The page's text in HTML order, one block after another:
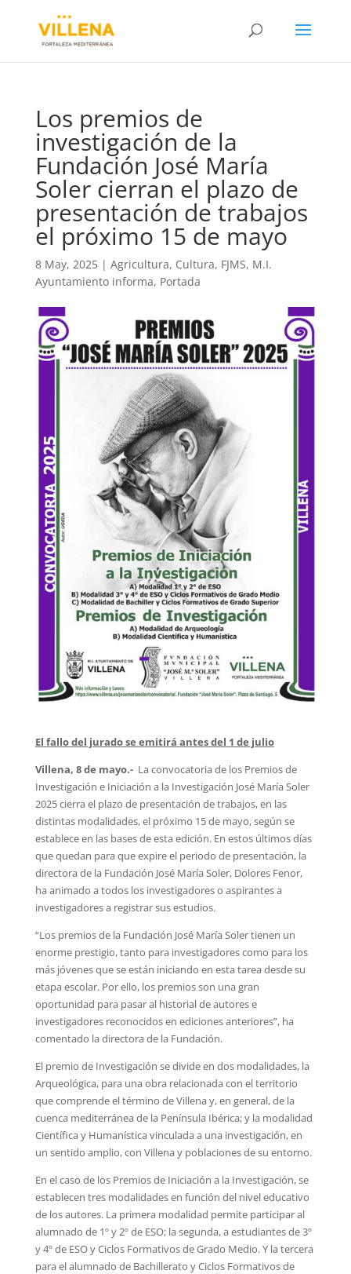
Los premios de
investigación de la
Fundación José María
Soler cierran el plazo de
presentación de trabajos
el próximo 15 de mayo
8 May, 2025| Agricultura, Cultura, FJMS, M.I.
Ayuntamiento informa, Portada
El fallo del jurado se emitirá antes del 1 de julio
Villena, 8 de mayo.- La convocatoria de los Premios de
Investigación e Iniciación a la Investigación José María Soler
2025 cierra el plazo de presentación de trabajos, en las
distintas modalidades, el próximo 15 de mayo, según se
establece en las bases de esta edición. En estos últimos días
que quedan para que expire el periodo de presentación, la
directora de la Fundación José María Soler, Dolores Fenor,
ha animado a todos los investigadores o aspirantes a
investigadores a registrar sus estudios.
“Los premios de la Fundación José María Soler tienen un
enorme prestigio, tanto para investigadores como para los
más jóvenes que se están iniciando en esta tarea desde su
etapa escolar. Por ello, los premios son una gran
oportunidad para pasar al historial de autores e
investigadores reconocidos en ediciones anteriores”, ha
comentado la directora de la Fundación.
El premio de Investigación se divide en dos modalidades, la
Arqueológica, para una obra relacionada con el territorio
que comprende el término de Villena y, en general, de la
cuenca mediterránea de la Península Ibérica; y la modalidad
Científica y Humanística vinculada a una investigación, en
un sentido amplio, con Villena y poblaciones de su entorno.
En el caso de los Premios de Iniciación a la Investigación, se
establecen tres modalidades en función del nivel educativo
de los autores. La primera modalidad permite participar al
alumnado de 1º y 2º de ESO; la segunda, a estudiantes de 3º
y 4º de ESO y Ciclos Formativos de Grado Medio. Y la tercera
para el alumnado de Bachillerato y Ciclos Formativos de